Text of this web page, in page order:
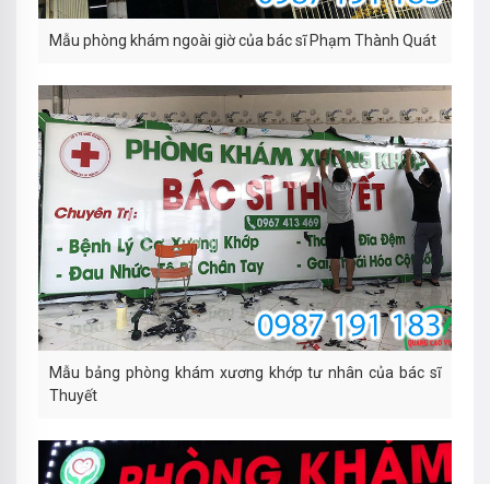
Mẫu phòng khám ngoài giờ của bác sĩ Phạm Thành Quát
Mẫu bảng phòng khám xương khớp tư nhân của bác sĩ
Thuyết